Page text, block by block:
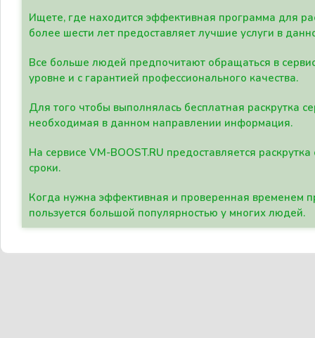
Ищете, где находится эффективная программа для
более шести лет предоставляет лучшие услуги в
Все больше людей предпочитают обращаться в
уровне и с гарантией профессионального качества.
Для того чтобы выполнялась бесплатная раскрутка
необходимая в данном направлении информация.
На сервисе VM-BOOST.RU предоставляется
сроки.
Когда нужна эффективная и проверенная временем
пользуется большой популярностью у многих людей.